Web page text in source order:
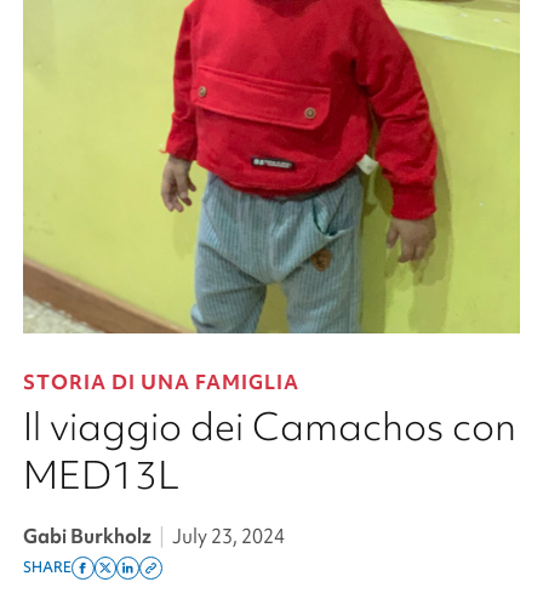
STORIA DI UNA FAMIGLIA
Il viaggio dei Camachos con
MED13L
Gabi Burkholz July 23, 2024
SHARE
Share
Share
ShareCopy